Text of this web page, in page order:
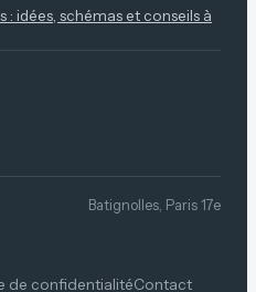
idées, schémas et conseils à
Batignolles, Paris 17e
de confidentialitéContact